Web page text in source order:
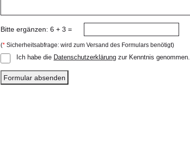
Bitte ergänzen: 6 + 3 =
(* Sicherheitsabfrage: wird zum Versand des Formulars benötigt)
Ich habe die Datenschutzerklärung zur Kenntnis genommen.